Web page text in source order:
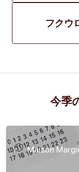
フクウ
今季
Maison